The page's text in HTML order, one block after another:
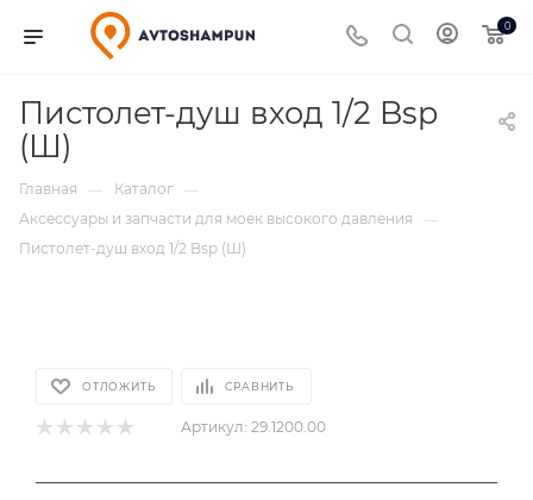
0
Пистолет-душ вход 1/2 Bsp
(Ш)
Главная — Каталог —
Аксессуары и запчасти для моек высокого давления
—
Пистолет-душ вход 1/2 Bsp (Ш)
ОТЛОЖИТЬ СРАВНИТЬ
Артикул: 29.1200.00